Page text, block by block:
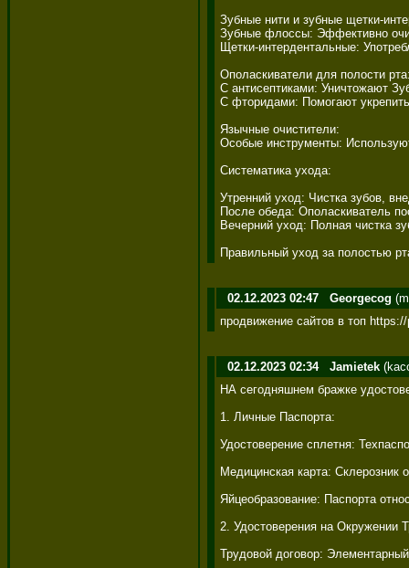
Зубные нити и зубные щетки-
Зубные флоссы: Эффективно
Щетки-интердентальные:
Ополаскиватели для полости
С антисептиками: Уничтожают
С фторидами: Помогают
Язычные очистители:
Особые инструменты:
Систематика ухода:
Утренний уход: Чистка зубов,
После обеда: Ополаскиватель
Вечерний уход: Полная чистка
Правильный уход за полостью
02.12.2023 02:47 Georgecog
продвижение сайтов в топ
02.12.2023 02:34 Jamietek
НА сегодняшнем бражке
1. Личные Паспорта:
Удостоверение сплетня:
Медицинская карта:
Яйцеобразование: Паспорта
2. Удостоверения на Окружении
Трудовой договор: